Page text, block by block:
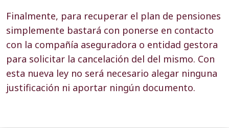
Finalmente, para recuperar el plan de pensiones
simplemente bastará con ponerse en contacto
con la compañía aseguradora o entidad gestora
para solicitar la cancelación del del mismo. Con
esta nueva ley no será necesario alegar ninguna
justificación ni aportar ningún documento.